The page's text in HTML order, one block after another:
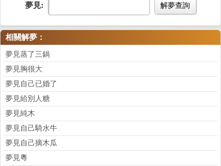
夢見: 解夢查詢
相關解夢：
夢見蒸了三鍋
夢見胸很大
夢見自己已婚了
夢見給別人糖
夢見純木
夢見自己騎水牛
夢見自己摘木瓜
夢見粵